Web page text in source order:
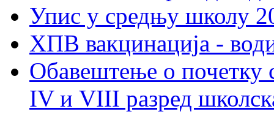
Упис у средњу школу
ХПВ вакцинација -
Обавештење о почетку
IV и VIII разред